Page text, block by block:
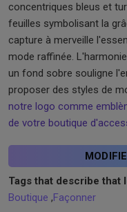
concentriques bleus et
feuilles symbolisant la
capture à merveille
mode raffinée.
un fond sobre souligne
proposer des styles de
notre logo comme
de votre boutique
Tags that describe that
Boutique ,Façonner